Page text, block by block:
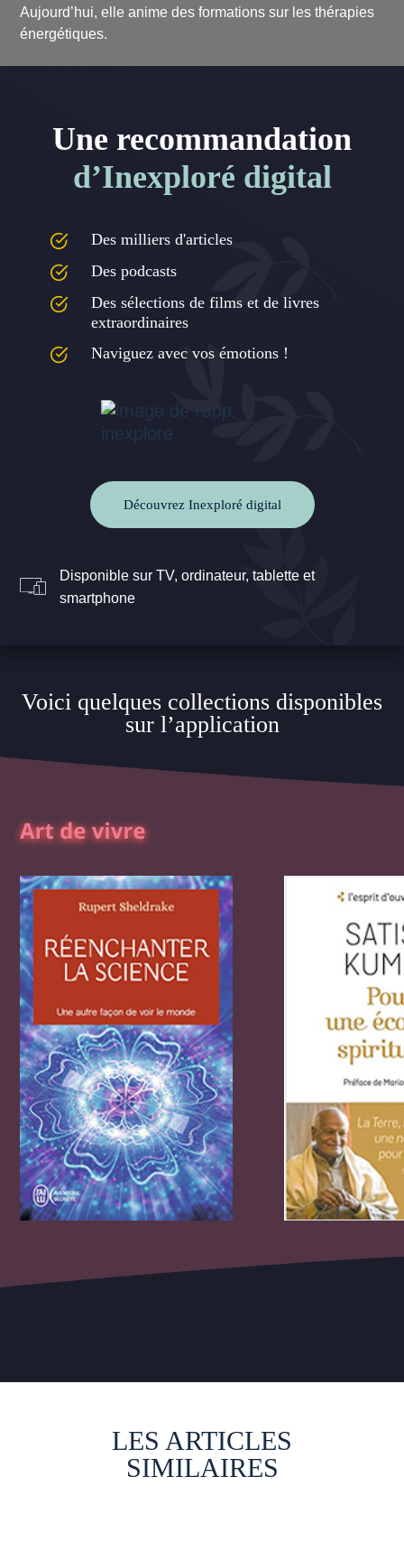
Aujourd’hui, elle anime des formations sur les thérapies
énergétiques.
Une recommandation
d’Inexploré digital
Des milliers d'articles
Des podcasts
Des sélections de films et de livres
extraordinaires
Naviguez avec vos émotions !
Découvrez Inexploré digital
Disponible sur TV, ordinateur, tablette et
smartphone
Voici quelques collections disponibles
sur l’application
LES ARTICLES
SIMILAIRES